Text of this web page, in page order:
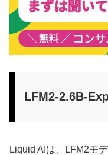
LFM2-2.6B-
Liquid AIは、LFM2モ